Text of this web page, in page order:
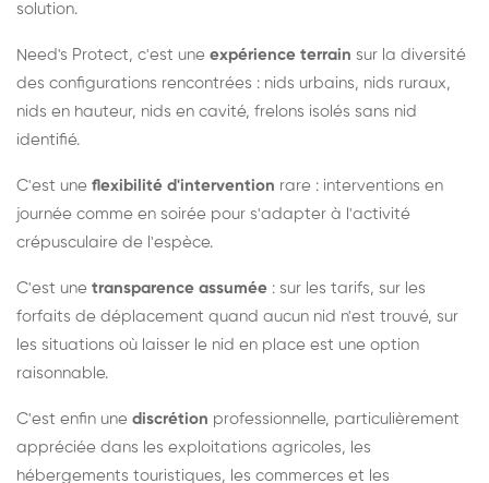
solution.
Need's Protect, c'est une expérience terrain sur la diversité
des configurations rencontrées : nids urbains, nids ruraux,
nids en hauteur, nids en cavité, frelons isolés sans nid
identifié.
C'est une flexibilité d'intervention rare : interventions en
journée comme en soirée pour s'adapter à l'activité
crépusculaire de l'espèce.
C'est une transparence assumée : sur les tarifs, sur les
forfaits de déplacement quand aucun nid n'est trouvé, sur
les situations où laisser le nid en place est une option
raisonnable.
C'est enfin une discrétion professionnelle, particulièrement
appréciée dans les exploitations agricoles, les
hébergements touristiques, les commerces et les